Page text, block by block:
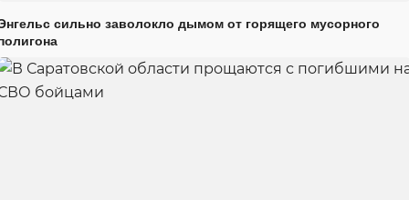
сильно заволокло дымом от горящего мусорного